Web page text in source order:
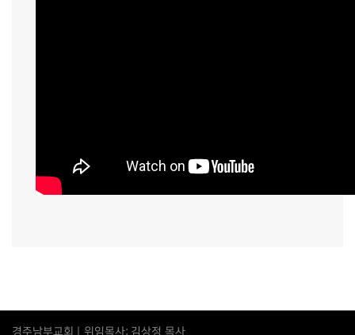
경주남부교회 | 위임목사: 김상정 목사